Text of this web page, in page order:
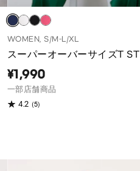
WOMEN, S/M-L/XL
スーパーオーバーサイズT ST
¥1,990
一部店舗商品
4.2 (5)